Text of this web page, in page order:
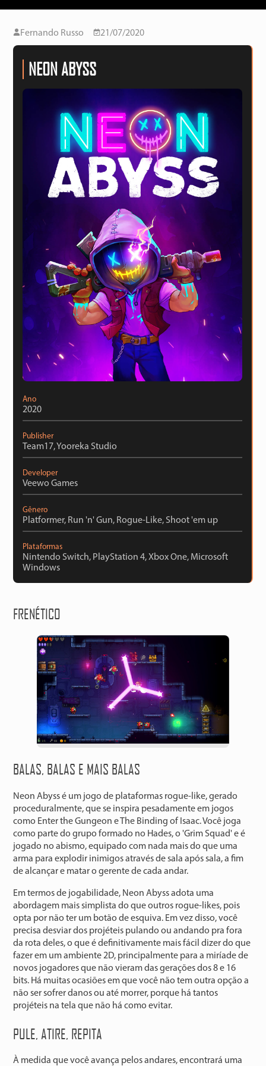
Fernando Russo 21/07/2020
NEON ABYSS
Ano
2020
Publisher
Team17, Yooreka Studio
Developer
Veewo Games
Gênero
Platformer, Run 'n' Gun, Rogue-Like, Shoot 'em up
Plataformas
Nintendo Switch, PlayStation 4, Xbox One, Microsoft
Windows
FRENÉTICO
BALAS, BALAS E MAIS BALAS
Neon Abyss é um jogo de plataformas rogue-like, gerado
proceduralmente, que se inspira pesadamente em jogos
como Enter the Gungeon e The Binding of Isaac. Você joga
como parte do grupo formado no Hades, o 'Grim Squad' e é
jogado no abismo, equipado com nada mais do que uma
arma para explodir inimigos através de sala após sala, a fim
de alcançar e matar o gerente de cada andar.
Em termos de jogabilidade, Neon Abyss adota uma
abordagem mais simplista do que outros rogue-likes, pois
opta por não ter um botão de esquiva. Em vez disso, você
precisa desviar dos projéteis pulando ou andando pra fora
da rota deles, o que é definitivamente mais fácil dizer do que
fazer em um ambiente 2D, principalmente para a miríade de
novos jogadores que não vieram das gerações dos 8 e 16
bits. Há muitas ocasiões em que você não tem outra opção a
não ser sofrer danos ou até morrer, porque há tantos
projéteis na tela que não há como evitar.
PULE, ATIRE, REPITA
À medida que você avança pelos andares, encontrará uma